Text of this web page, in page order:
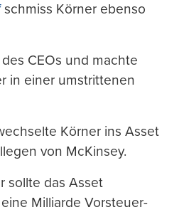
schmiss Körner ebenso
CEOs und machte
in einer umstrittenen
Körner ins Asset
von McKinsey.
sollte das Asset
Milliarde Vorsteuer-